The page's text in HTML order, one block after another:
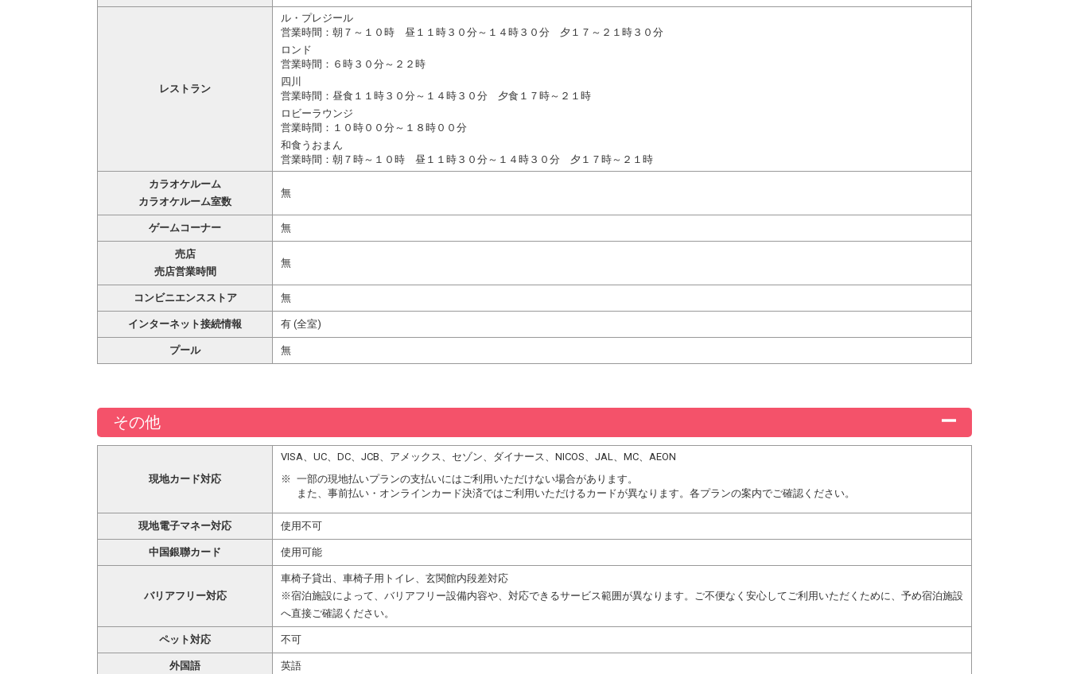
レストラン
ル・プレジール
営業時間：朝７～１０時 昼１１時３０分～１４時３０分 夕１７～２１時３０分
ロンド
営業時間：６時３０分～２２時
四川
営業時間：昼食１１時３０分～１４時３０分 夕食１７時～２１時
ロビーラウンジ
営業時間：１０時００分～１８時００分
和食うおまん
営業時間：朝７時～１０時 昼１１時３０分～１４時３０分 夕１７時～２１時
カラオケルーム
カラオケルーム室数
無
ゲームコーナー 無
売店
売店営業時間
無
コンビニエンスストア 無
インターネット接続情報 有 (全室)
プール 無
その他
現地カード対応
VISA、UC、DC、JCB、アメックス、セゾン、ダイナース、NICOS、JAL、MC、AEON
一部の現地払いプランの支払いにはご利用いただけない場合があります。
また、事前払い・オンラインカード決済ではご利用いただけるカードが異なります。各プランの案内でご確認ください。
現地電子マネー対応 使用不可
中国銀聯カード 使用可能
バリアフリー対応
車椅子貸出、車椅子用トイレ、玄関館内段差対応
※宿泊施設によって、バリアフリー設備内容や、対応できるサービス範囲が異なります。ご不便なく安心してご利用いただくために、予め宿泊施設
へ直接ご確認ください。
ペット対応 不可
外国語 英語